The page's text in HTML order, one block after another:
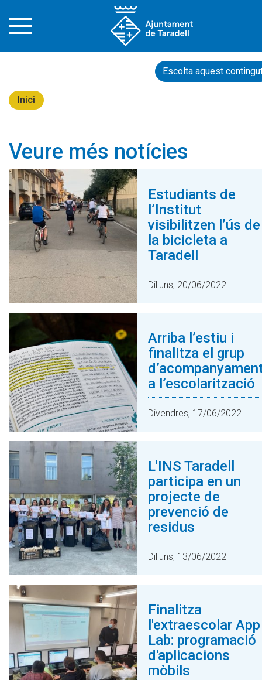
Escolta aquest
Inici
Veure més notícies
Estudiants de
l’Institut
visibilitzen l’ús de
la bicicleta a
Taradell
Dilluns, 20/06/2022
Arriba l’estiu i
finalitza el grup
a l’escolarització
Divendres, 17/06/2022
L'INS Taradell
participa en un
projecte de
prevenció de
residus
Dilluns, 13/06/2022
Finalitza
l'extraescolar App
Lab: programació
d'aplicacions
mòbils